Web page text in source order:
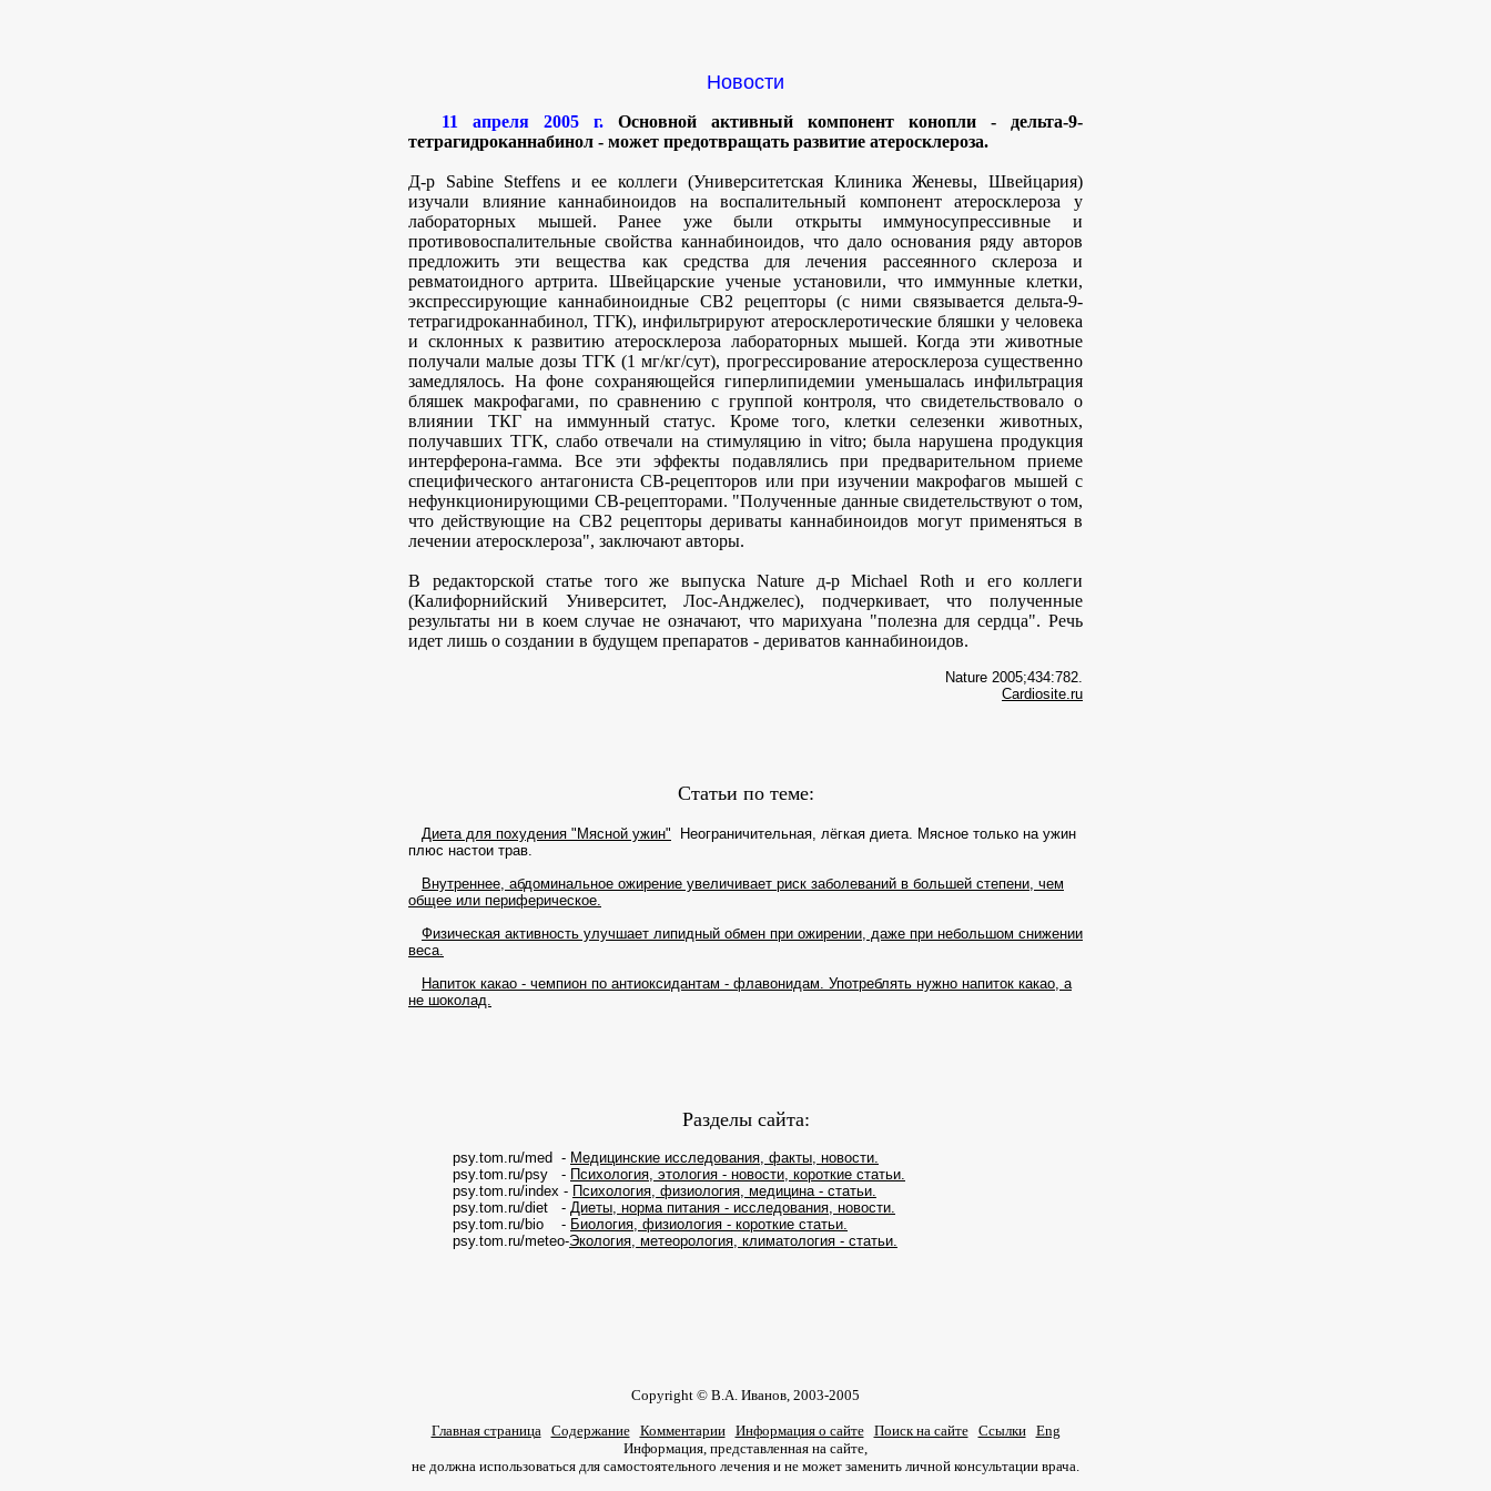
Новости
11 апреля 2005 г. Основной активный компонент конопли - дельта-9-
тетрагидроканнабинол - может предотвращать развитие атеросклероза.
Д-р Sabine Steffens и ее коллеги (Университетская Клиника Женевы, Швейцария)
изучали влияние каннабиноидов на воспалительный компонент атеросклероза у
лабораторных мышей. Ранее уже были открыты иммуносупрессивные и
противовоспалительные свойства каннабиноидов, что дало основания ряду авторов
предложить эти вещества как средства для лечения рассеянного склероза и
ревматоидного артрита. Швейцарские ученые установили, что иммунные клетки,
экспрессирующие каннабиноидные CB2 рецепторы (с ними связывается дельта-9-
тетрагидроканнабинол, ТГК), инфильтрируют атеросклеротические бляшки у человека
и склонных к развитию атеросклероза лабораторных мышей. Когда эти животные
получали малые дозы ТГК (1 мг/кг/сут), прогрессирование атеросклероза существенно
замедлялось. На фоне сохраняющейся гиперлипидемии уменьшалась инфильтрация
бляшек макрофагами, по сравнению с группой контроля, что свидетельствовало о
влиянии ТКГ на иммунный статус. Кроме того, клетки селезенки животных,
получавших ТГК, слабо отвечали на стимуляцию in vitro; была нарушена продукция
интерферона-гамма. Все эти эффекты подавлялись при предварительном приеме
специфического антагониста CB-рецепторов или при изучении макрофагов мышей с
нефункционирующими CB-рецепторами. "Полученные данные свидетельствуют о том,
что действующие на CB2 рецепторы дериваты каннабиноидов могут применяться в
лечении атеросклероза", заключают авторы.
В редакторской статье того же выпуска Nature д-р Michael Roth и его коллеги
(Калифорнийский Университет, Лос-Анджелес), подчеркивает, что полученные
результаты ни в коем случае не означают, что марихуана "полезна для сердца". Речь
идет лишь о создании в будущем препаратов - дериватов каннабиноидов.
Nature 2005;434:782.
Cardiosite.ru
Статьи по теме:
Диета для похудения "Мясной ужин" Неограничительная, лёгкая диета. Мясное только на ужин
плюс настои трав.
Внутреннее, абдоминальное ожирение увеличивает риск заболеваний в большей степени, чем
общее или периферическое.
Физическая активность улучшает липидный обмен при ожирении, даже при небольшом снижении
веса.
Напиток какао - чемпион по антиоксидантам - флавонидам. Употреблять нужно напиток какао, а
не шоколад.
Разделы сайта:
psy.tom.ru/med - Медицинские исследования, факты, новости.
psy.tom.ru/psy - Психология, этология - новости, короткие статьи.
psy.tom.ru/index - Психология, физиология, медицина - статьи.
psy.tom.ru/diet - Диеты, норма питания - исследования, новости.
psy.tom.ru/bio - Биология, физиология - короткие статьи.
psy.tom.ru/meteo-Экология, метеорология, климатология - статьи.
Copyright © В.А. Иванов, 2003-2005
Главная страница Содержание Комментарии Информация о сайте Поиск на сайте Ссылки
Eng
Информация, представленная на сайте,
не должна использоваться для самостоятельного лечения и не может заменить личной консультации врача.